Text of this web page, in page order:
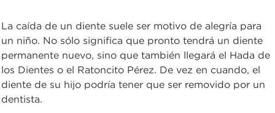
La caída de un diente suele ser motivo de alegría para
un niño. No sólo significa que pronto tendrá un diente
permanente nuevo, sino que también llegará el Hada de
los Dientes o el Ratoncito Pérez. De vez en cuando, el
diente de su hijo podría tener que ser removido por un
dentista.